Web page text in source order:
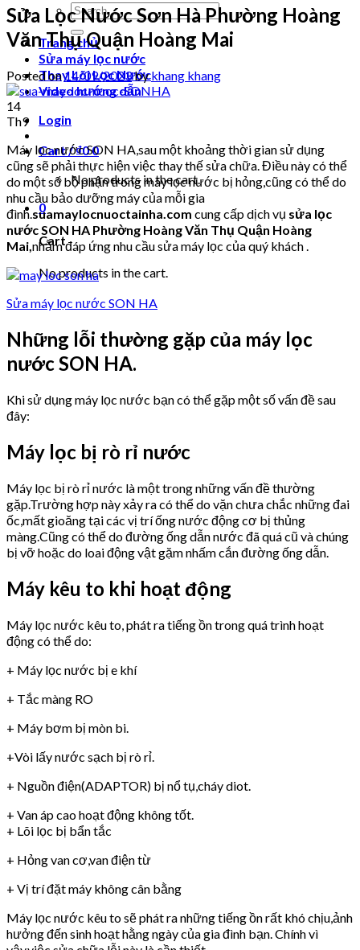
Search
for:
Trang chủ
Sửa máy lọc nước
Thay Lõi Lọc Nước
Video hướng dẫn
Login
Cart /₫00
No products in the cart.
0
Cart
No products in the cart.
Sửa Lọc Nước Sơn Hà Phường Hoàng
Văn Thụ Quận Hoàng Mai
Posted on14/09/2023bykhang khang
14
Th9
Máy lọc nước SON HA,sau một khoảng thời gian sử dụng
cũng sẽ phải thực hiện việc thay thế sửa chữa. Điều này có thể
do một số bộ phận trong máy lọc nước bị hỏng,cũng có thể do
nhu cầu bảo dưỡng máy của mỗi gia
đình.suamaylocnuoctainha.com cung cấp dịch vụ sửa lọc
nước SON HA Phường Hoàng Văn Thụ Quận Hoàng
Mai,nhằm đáp ứng nhu cầu sửa máy lọc của quý khách .
Sửa máy lọc nước SON HA
Những lỗi thường gặp của máy lọc
nước SON HA.
Khi sử dụng máy lọc nước bạn có thể gặp một số vấn đề sau
đây:
Máy lọc bị rò rỉ nước
Máy lọc bị rò rỉ nước là một trong những vấn đề thường
gặp.Trường hợp này xảy ra có thể do vặn chưa chắc những đai
ốc,mất gioăng tại các vị trí ống nước động cơ bị thủng
màng.Cũng có thể do đường ống dẫn nước đã quá cũ và chúng
bị vỡ hoặc do loai động vật gặm nhấm cắn đường ống dẫn.
Máy kêu to khi hoạt động
Máy lọc nước kêu to, phát ra tiếng ồn trong quá trình hoạt
động có thể do:
+ Máy lọc nước bị e khí
+ Tắc màng RO
+ Máy bơm bị mòn bi.
+Vòi lấy nước sạch bị rò rỉ.
+ Nguồn điện(ADAPTOR) bị nổ tụ,cháy diot.
+ Van áp cao hoạt động không tốt.
+ Lõi lọc bị bẩn tắc
+ Hỏng van cơ,van điện từ
+ Vị trí đặt máy không cân bằng
Máy lọc nước kêu to sẽ phát ra những tiếng ồn rất khó chịu,ảnh
hưởng đến sinh hoạt hằng ngày của gia đình bạn. Chính vì